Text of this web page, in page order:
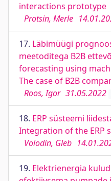
interactions prototype
Protsin, Merle
17. Läbimüügi
meetoditega B2B
forecasting using
The case of B2B
Roos, Igor 31.05.2022
18. ERP süsteemi
Integration of the ERP
Volodin, Gleb
19. Elektrienergia